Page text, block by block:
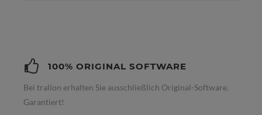
100% ORIGINAL SOFTWARE
Bei tralion erhalten Sie ausschließlich Original-Software.
Garantiert!